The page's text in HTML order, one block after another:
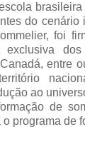
do cenário
foi
entre
ao
de
programa de